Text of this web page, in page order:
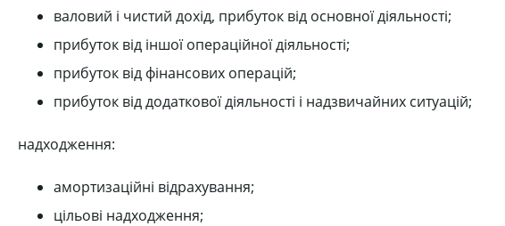
валовий і чистий дохід, прибуток від основної діяльності;
прибуток від іншої операційної діяльності;
прибуток від фінансових операцій;
прибуток від додаткової діяльності і надзвичайних ситуацій;
надходження:
амортизаційні відрахування;
цільові надходження;